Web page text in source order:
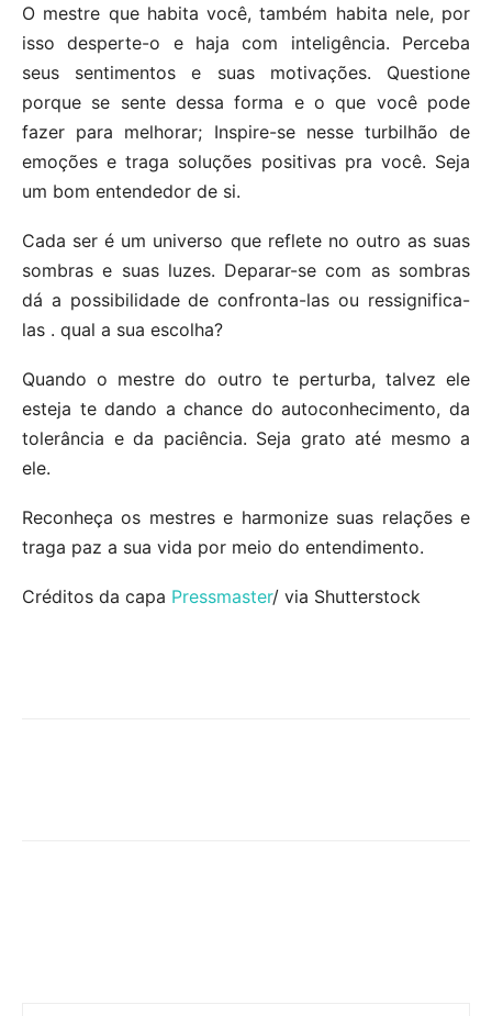
O mestre que habita você, também habita nele, por
isso desperte-o e haja com inteligência. Perceba
seus sentimentos e suas motivações. Questione
porque se sente dessa forma e o que você pode
fazer para melhorar; Inspire-se nesse turbilhão de
emoções e traga soluções positivas pra você. Seja
um bom entendedor de si.
Cada ser é um universo que reflete no outro as suas
sombras e suas luzes. Deparar-se com as sombras
dá a possibilidade de confronta-las ou ressignifica-
las . qual a sua escolha?
Quando o mestre do outro te perturba, talvez ele
esteja te dando a chance do autoconhecimento, da
tolerância e da paciência. Seja grato até mesmo a
ele.
Reconheça os mestres e harmonize suas relações e
traga paz a sua vida por meio do entendimento.
Créditos da capa Pressmaster/ via Shutterstock